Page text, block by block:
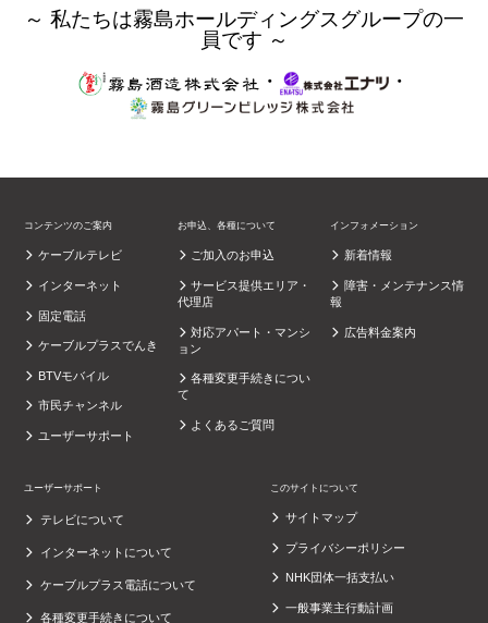
～ 私たちは霧島ホールディングスグループの一
員です ～
・
・
コンテンツのご案内
ケーブルテレビ
インターネット
固定電話
ケーブルプラスでんき
BTVモバイル
市民チャンネル
ユーザーサポート
お申込、各種について
ご加入のお申込
サービス提供エリア・
代理店
対応アパート・マンシ
ョン
各種変更手続きについ
て
よくあるご質問
インフォメーション
新着情報
障害・メンテナンス情
報
広告料金案内
ユーザーサポート
テレビについて
インターネットについて
ケーブルプラス電話について
各種変更手続きについて
このサイトについて
サイトマップ
プライバシーポリシー
NHK団体一括支払い
一般事業主行動計画